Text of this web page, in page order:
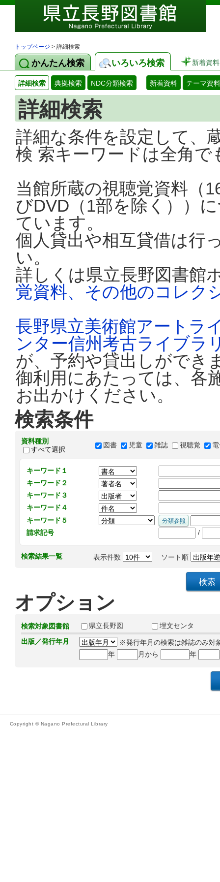
トップページ > 詳細検索
かんたん検索 いろいろ検索 新着資料
詳細検索 典拠検索 NDC分類検索 新着資料 テーマ資料
詳細検索
詳細な条件を設定して、
検 索キーワードは全角
当館所蔵の視聴覚資料（
びDVD（1部を除く））
ています。
個人貸出や相互貸借は行
い。
詳しくは県立長野図書館
覚資料、その他のコレク
長野県立美術館アートラ
ンター信州考古ライブラ
が、予約や貸出しができ
御利用にあたっては、各
お出かけください。
検索条件
資料種別
すべて選択
図書 児童 雑誌 視聴覚
キーワード１
キーワード２
キーワード３
キーワード４
キーワード５
請求記号
/
検索結果一覧 表示件数 ソート順
オプション
検索対象図書館 県立長野図
埋文センタ
出版／発行年月
※発行年月の検索は雑誌のみ対
年
月から 年
Copyright © Nagano Prefectural Library